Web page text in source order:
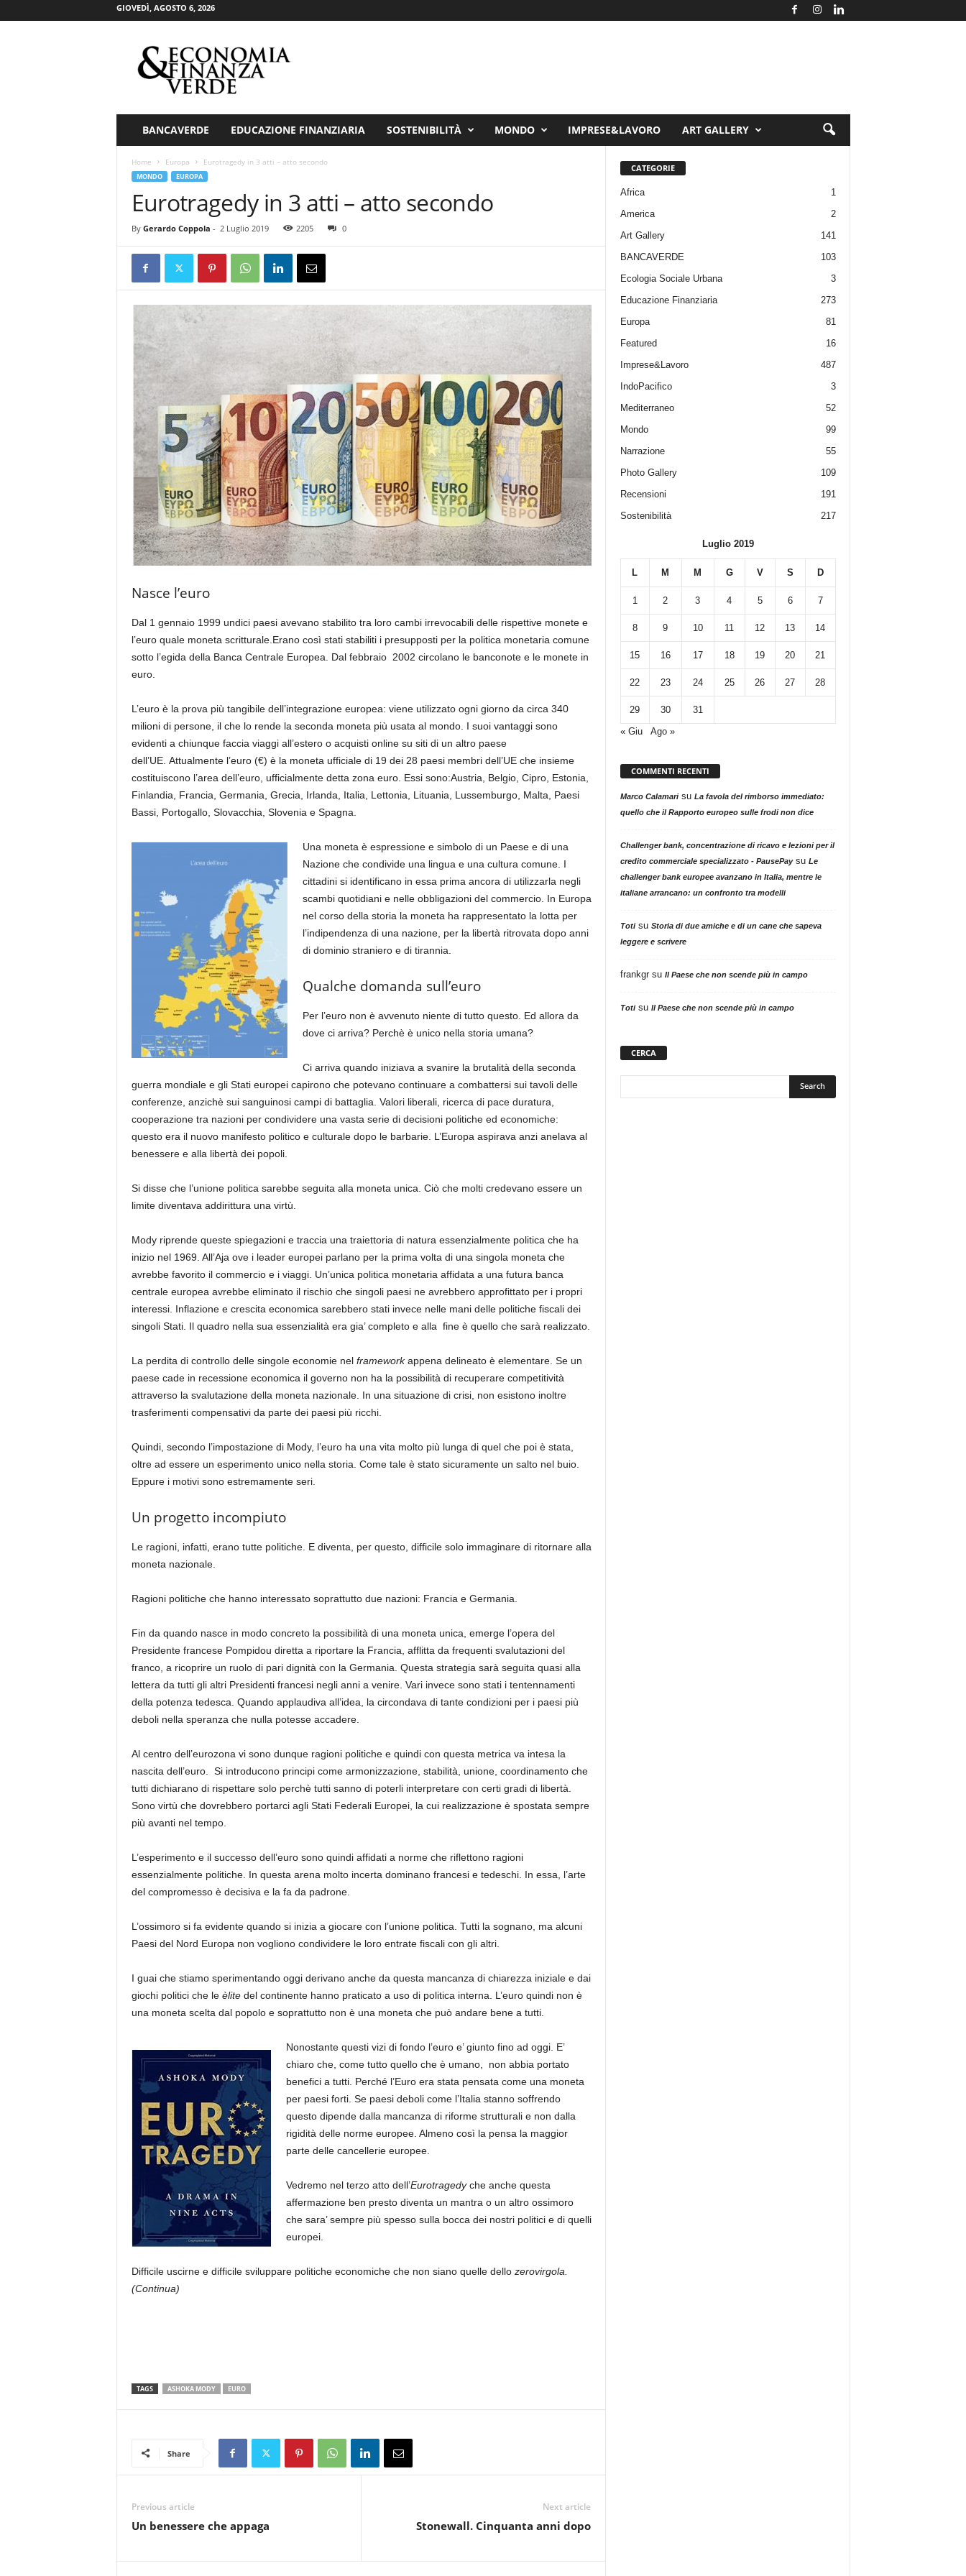
GIOVEDÌ, AGOSTO 6, 2026
z
e
BANCAVERDE EDUCAZIONE FINANZIARIA SOSTENIBILITÀ MONDO IMPRESE&LAVORO ART GALLERY
Home Europa Eurotragedy in 3 atti – atto secondo
MONDO EUROPA
Eurotragedy in 3 atti – atto secondo
By Gerardo Coppola - 2 Luglio 2019 2205 0
Nasce l’euro
Dal 1 gennaio 1999 undici paesi avevano stabilito tra loro cambi irrevocabili delle rispettive monete e
l’euro quale moneta scritturale.Erano così stati stabiliti i presupposti per la politica monetaria comune
sotto l’egida della Banca Centrale Europea. Dal febbraio 2002 circolano le banconote e le monete in
euro.
L’euro è la prova più tangibile dell’integrazione europea: viene utilizzato ogni giorno da circa 340
milioni di persone, il che lo rende la seconda moneta più usata al mondo. I suoi vantaggi sono
evidenti a chiunque faccia viaggi all’estero o acquisti online su siti di un altro paese
dell’UE. Attualmente l’euro (€) è la moneta ufficiale di 19 dei 28 paesi membri dell’UE che insieme
costituiscono l’area dell’euro, ufficialmente detta zona euro. Essi sono:Austria, Belgio, Cipro, Estonia,
Finlandia, Francia, Germania, Grecia, Irlanda, Italia, Lettonia, Lituania, Lussemburgo, Malta, Paesi
Bassi, Portogallo, Slovacchia, Slovenia e Spagna.
Una moneta è espressione e simbolo di un Paese e di una
Nazione che condivide una lingua e una cultura comune. I
cittadini si identificano in essa prima ancora di utilizzarla negli
scambi quotidiani e nelle obbligazioni del commercio. In Europa
nel corso della storia la moneta ha rappresentato la lotta per
l’indipendenza di una nazione, per la libertà ritrovata dopo anni
di dominio straniero e di tirannia.
Qualche domanda sull’euro
Per l’euro non è avvenuto niente di tutto questo. Ed allora da
dove ci arriva? Perchè è unico nella storia umana?
Ci arriva quando iniziava a svanire la brutalità della seconda
guerra mondiale e gli Stati europei capirono che potevano continuare a combattersi sui tavoli delle
conferenze, anzichè sui sanguinosi campi di battaglia. Valori liberali, ricerca di pace duratura,
cooperazione tra nazioni per condividere una vasta serie di decisioni politiche ed economiche:
questo era il nuovo manifesto politico e culturale dopo le barbarie. L’Europa aspirava anzi anelava al
benessere e alla libertà dei popoli.
Si disse che l’unione politica sarebbe seguita alla moneta unica. Ciò che molti credevano essere un
limite diventava addirittura una virtù.
Mody riprende queste spiegazioni e traccia una traiettoria di natura essenzialmente politica che ha
inizio nel 1969. All’Aja ove i leader europei parlano per la prima volta di una singola moneta che
avrebbe favorito il commercio e i viaggi. Un’unica politica monetaria affidata a una futura banca
centrale europea avrebbe eliminato il rischio che singoli paesi ne avrebbero approfittato per i propri
interessi. Inflazione e crescita economica sarebbero stati invece nelle mani delle politiche fiscali dei
singoli Stati. Il quadro nella sua essenzialità era gia’ completo e alla fine è quello che sarà realizzato.
La perdita di controllo delle singole economie nel frameworkappena delineato è elementare. Se un
paese cade in recessione economica il governo non ha la possibilità di recuperare competitività
attraverso la svalutazione della moneta nazionale. In una situazione di crisi, non esistono inoltre
trasferimenti compensativi da parte dei paesi più ricchi.
Quindi, secondo l’impostazione di Mody, l’euro ha una vita molto più lunga di quel che poi è stata,
oltre ad essere un esperimento unico nella storia. Come tale è stato sicuramente un salto nel buio.
Eppure i motivi sono estremamente seri.
Un progetto incompiuto
Le ragioni, infatti, erano tutte politiche. E diventa, per questo, difficile solo immaginare di ritornare alla
moneta nazionale.
Ragioni politiche che hanno interessato soprattutto due nazioni: Francia e Germania.
Fin da quando nasce in modo concreto la possibilità di una moneta unica, emerge l’opera del
Presidente francese Pompidou diretta a riportare la Francia, afflitta da frequenti svalutazioni del
franco, a ricoprire un ruolo di pari dignità con la Germania. Questa strategia sarà seguita quasi alla
lettera da tutti gli altri Presidenti francesi negli anni a venire. Vari invece sono stati i tentennamenti
della potenza tedesca. Quando applaudiva all’idea, la circondava di tante condizioni per i paesi più
deboli nella speranza che nulla potesse accadere.
Al centro dell’eurozona vi sono dunque ragioni politiche e quindi con questa metrica va intesa la
nascita dell’euro. Si introducono principi come armonizzazione, stabilità, unione, coordinamento che
tutti dichiarano di rispettare solo perchè tutti sanno di poterli interpretare con certi gradi di libertà.
Sono virtù che dovrebbero portarci agli Stati Federali Europei, la cui realizzazione è spostata sempre
più avanti nel tempo.
L’esperimento e il successo dell’euro sono quindi affidati a norme che riflettono ragioni
essenzialmente politiche. In questa arena molto incerta dominano francesi e tedeschi. In essa, l’arte
del compromesso è decisiva e la fa da padrone.
L’ossimoro si fa evidente quando si inizia a giocare con l’unione politica. Tutti la sognano, ma alcuni
Paesi del Nord Europa non vogliono condividere le loro entrate fiscali con gli altri.
I guai che stiamo sperimentando oggi derivano anche da questa mancanza di chiarezza iniziale e dai
giochi politici che le èlitedel continente hanno praticato a uso di politica interna. L’euro quindi non è
una moneta scelta dal popolo e soprattutto non è una moneta che può andare bene a tutti.
Nonostante questi vizi di fondo l’euro e’ giunto fino ad oggi. E’
chiaro che, come tutto quello che è umano, non abbia portato
benefici a tutti. Perché l’Euro era stata pensata come una moneta
per paesi forti. Se paesi deboli come l’Italia stanno soffrendo
questo dipende dalla mancanza di riforme strutturali e non dalla
rigidità delle norme europee. Almeno così la pensa la maggior
parte delle cancellerie europee.
Vedremo nel terzo atto dell’Eurotragedyche anche questa
affermazione ben presto diventa un mantra o un altro ossimoro
che sara’ sempre più spesso sulla bocca dei nostri politici e di quelli
europei.
Difficile uscirne e difficile sviluppare politiche economiche che non siano quelle dello zerovirgola.
(Continua)
TAGS ASHOKA MODY EURO
Share
Previous article
Un benessere che appaga
Next article
Stonewall. Cinquanta anni dopo
CATEGORIE
Africa
1
America
2
Art Gallery
141
BANCAVERDE
103
Ecologia Sociale Urbana
3
Educazione Finanziaria
273
Europa
81
Featured
16
Imprese&Lavoro
487
IndoPacifico
3
Mediterraneo
52
Mondo
99
Narrazione
55
Photo Gallery
109
Recensioni
191
Sostenibilità
217
Luglio 2019
L M M G V S D
1 2 3 4 5 6 7
8 9 10 11 12 13 14
15 16 17 18 19 20 21
22 23 24 25 26 27 28
29 30
31
« Giu
Ago »
COMMENTI RECENTI
Marco Calamarisu La favola del rimborso immediato:
quello che il Rapporto europeo sulle frodi non dice
Challenger bank, concentrazione di ricavo e lezioni per il
credito commerciale specializzato - PausePaysu Le
challenger bank europee avanzano in Italia, mentre le
italiane arrancano: un confronto tra modelli
Totisu Storia di due amiche e di un cane che sapeva
leggere e scrivere
frankgrsu Il Paese che non scende più in campo
Totisu Il Paese che non scende più in campo
CERCA